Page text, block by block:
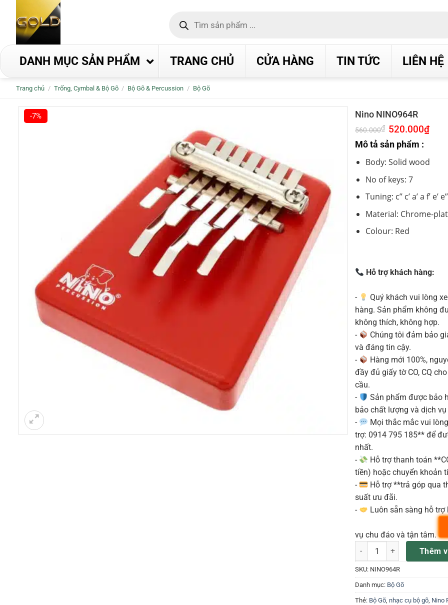
dung
kiếm
DANH MỤC SẢN PHẨM TRANG CHỦ CỬA HÀNG TIN TỨC LIÊN HỆ
Trang chủ / Trống, Cymbal & Bộ Gõ / Bộ Gõ & Percussion / Bộ Gõ
-7% Nino NINO964R
560.000₫ Giá
gốc
là:
560.000₫.
520.000₫Giá
Mô tả sản phẩm :
Body: Solid wood
No of keys: 7
Tuning: c’’ c’ a’ a f’ e’ e’’
Material: Chrome-
Colour: Red
Hỗ trợ khách hàng:
-
Quý khách vui lòng
hàng. Sản phẩm không
không thích, không hợp.
-
Chúng tôi đảm bảo
và đáng tin cậy.
-
Hàng mới 100%,
đầy đủ giấy tờ CO, CQ
cầu.
-
Sản phẩm được bảo
bảo chất lượng và dịch
-
Mọi thắc mắc vui
trợ: 0914 795 185** để
nhất.
-
Hỗ trợ thanh toán
tiền) hoặc chuyển khoản
-
Hỗ trợ **trả góp qua
suất ưu đãi.
-
Luôn sẵn sàng hỗ
vụ chu đáo và tận tâm.
Nino NINO964R số lượng
Thêm
SKU: NINO964R
Danh mục: Bộ Gõ
Thẻ: Bộ Gõ, nhạc cụ bộ gõ, Nino